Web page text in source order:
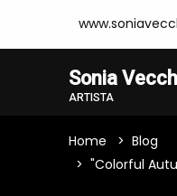
Sonia
ARTISTA
Home
Blog
"Colorful